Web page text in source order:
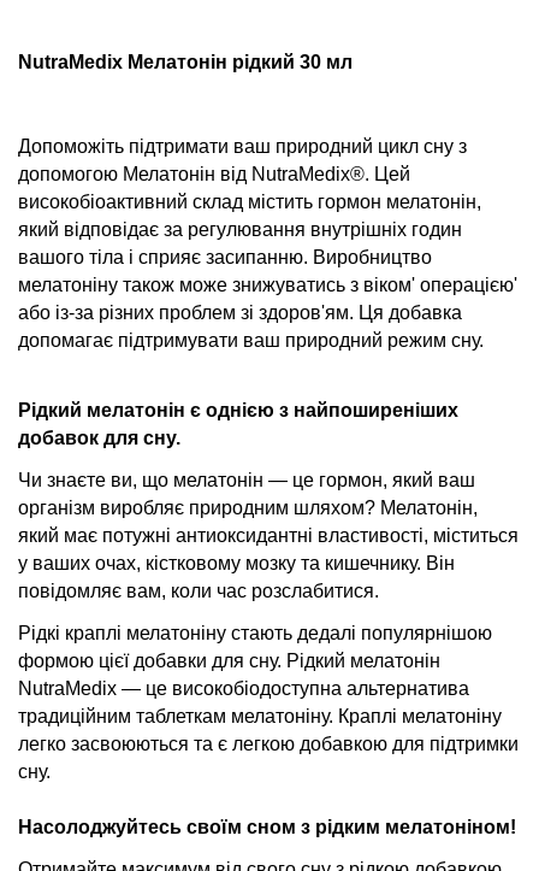
NutraMedix Мелатонін рідкий 30 мл
Допоможіть підтримати ваш природний цикл сну з
допомогою Мелатонін від NutraMedix®. Цей
високобіоактивний склад містить гормон мелатонін,
який відповідає за регулювання внутрішніх годин
вашого тіла і сприяє засипанню. Виробництво
мелатоніну також може знижуватись з віком' операцією'
або із-за різних проблем зі здоров'ям. Ця добавка
допомагає підтримувати ваш природний режим сну.
Рідкий мелатонін є однією з найпоширеніших
добавок для сну.
Чи знаєте ви, що мелатонін — це гормон, який ваш
організм виробляє природним шляхом? Мелатонін,
який має потужні антиоксидантні властивості, міститься
у ваших очах, кістковому мозку та кишечнику. Він
повідомляє вам, коли час розслабитися.
Рідкі краплі мелатоніну стають дедалі популярнішою
формою цієї добавки для сну. Рідкий мелатонін
NutraMedix — це високобіодоступна альтернатива
традиційним таблеткам мелатоніну. Краплі мелатоніну
легко засвоюються та є легкою добавкою для підтримки
сну.
Насолоджуйтесь своїм сном з рідким мелатоніном!